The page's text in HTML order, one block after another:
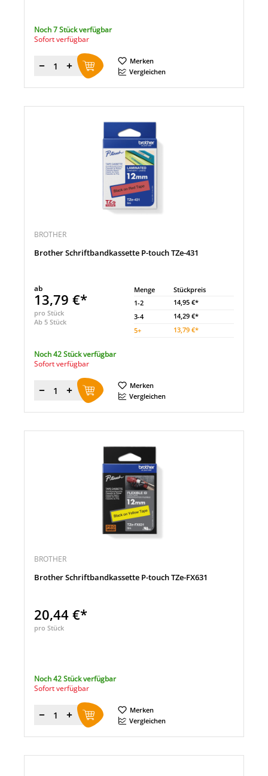
Noch 7 Stück verfügbar
Sofort verfügbar
Menge
Merken
Vergleichen
BROTHER
Brother Schriftbandkassette P-touch TZe-431
ab
13,79 €*
pro Stück
Ab 5 Stück
Menge
Stückpreis
1-2
14,95 €*
3-4
14,29 €*
5+ 13,79 €*
Noch 42 Stück verfügbar
Sofort verfügbar
Menge
Merken
Vergleichen
BROTHER
Brother Schriftbandkassette P-touch TZe-FX631
20,44 €*
pro Stück
Noch 42 Stück verfügbar
Sofort verfügbar
Menge
Merken
Vergleichen